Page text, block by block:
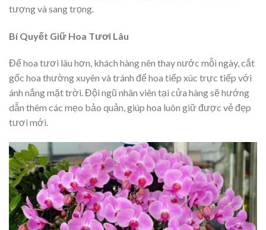
tượng và sang trọng.
Bí Quyết Giữ Hoa Tươi Lâu
Để hoa tươi lâu hơn, khách hàng nên thay nước mỗi ngày, cắt
gốc hoa thường xuyên và tránh để hoa tiếp xúc trực tiếp với
ánh nắng mặt trời. Đội ngũ nhân viên tại cửa hàng sẽ hướng
dẫn thêm các mẹo bảo quản, giúp hoa luôn giữ được vẻ đẹp
tươi mới.